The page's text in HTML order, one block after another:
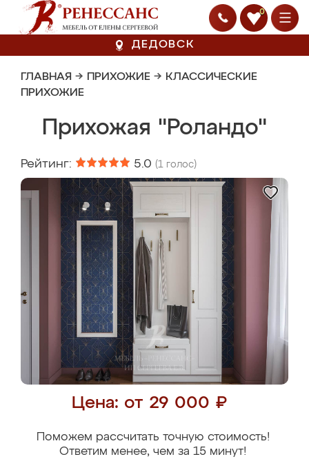
0
ДЕДОВСК
ГЛАВНАЯ → ПРИХОЖИЕ → КЛАССИЧЕСКИЕ
ПРИХОЖИЕ
Прихожая "Роландо"
Рейтинг: 5.0 (1 голос)
Цена: от 29 000 ₽
Поможем рассчитать точную стоимость!
Ответим менее, чем за 15 минут!